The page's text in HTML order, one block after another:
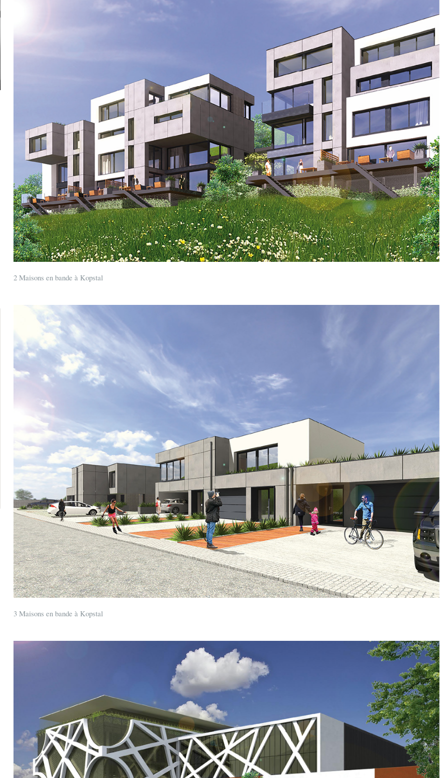
2 Maisons en bande à Kopstal
3 Maisons en bande à Kopstal